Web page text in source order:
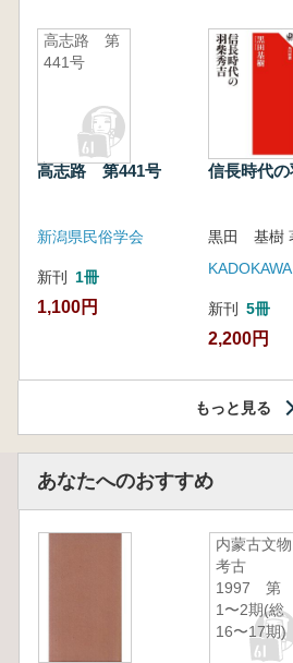
高志路 第
441号
高志路 第441号
新潟県民俗学会
新刊 1冊
1,100円
信長時代
黒田 基樹
KADOKAWA
新刊 5冊
2,200円
もっと見る
あなたへのおすすめ
内蒙古文物
考古
1997 第
1〜2期(総
16〜17期)